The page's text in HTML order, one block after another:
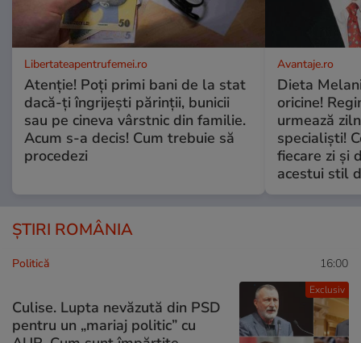
Libertateapentrufemei.ro
Atenție! Poți primi bani de la stat
dacă-ți îngrijești părinții, bunicii
sau pe cineva vârstnic din familie.
Acum s-a decis! Cum trebuie să
procedezi
Avantaje.ro
Dieta
oricine!
urmează
specialiști!
fiecare zi și
acestui stil
ȘTIRI ROMÂNIA
Exclusiv
Politică 16:00
Culise. Lupta nevăzută din PSD
pentru un „mariaj politic” cu